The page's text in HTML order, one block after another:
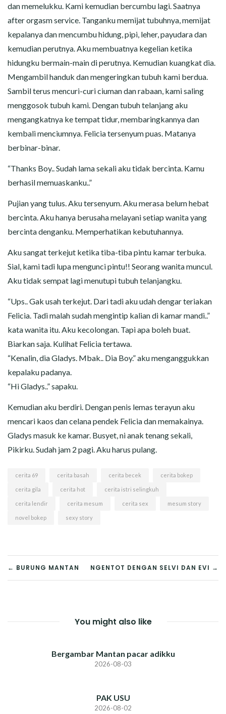
dan memelukku. Kami kemudian bercumbu lagi. Saatnya
after orgasm service. Tanganku memijat tubuhnya, memijat
kepalanya dan mencumbu hidung, pipi, leher, payudara dan
kemudian perutnya. Aku membuatnya kegelian ketika
hidungku bermain-main di perutnya. Kemudian kuangkat dia.
Mengambil handuk dan mengeringkan tubuh kami berdua.
Sambil terus mencuri-curi ciuman dan rabaan, kami saling
menggosok tubuh kami. Dengan tubuh telanjang aku
mengangkatnya ke tempat tidur, membaringkannya dan
kembali menciumnya. Felicia tersenyum puas. Matanya
berbinar-binar.
“Thanks Boy.. Sudah lama sekali aku tidak bercinta. Kamu
berhasil memuaskanku..”
Pujian yang tulus. Aku tersenyum. Aku merasa belum hebat
bercinta. Aku hanya berusaha melayani setiap wanita yang
bercinta denganku. Memperhatikan kebutuhannya.
Aku sangat terkejut ketika tiba-tiba pintu kamar terbuka.
Sial, kami tadi lupa mengunci pintu!! Seorang wanita muncul.
Aku tidak sempat lagi menutupi tubuh telanjangku.
“Ups.. Gak usah terkejut. Dari tadi aku udah dengar teriakan
Felicia. Tadi malah sudah mengintip kalian di kamar mandi..”
kata wanita itu. Aku kecolongan. Tapi apa boleh buat.
Biarkan saja. Kulihat Felicia tertawa.
“Kenalin, dia Gladys. Mbak.. Dia Boy.” aku menganggukkan
kepalaku padanya.
“Hi Gladys..” sapaku.
Kemudian aku berdiri. Dengan penis lemas terayun aku
mencari kaos dan celana pendek Felicia dan memakainya.
Gladys masuk ke kamar. Busyet, ni anak tenang sekali,
Pikirku. Sudah jam 2 pagi. Aku harus pulang.
cerita 69 cerita basah cerita becek cerita bokep
cerita gila cerita hot cerita istri selingkuh
cerita lendir cerita mesum cerita sex mesum story
novel bokep sexy story
POST
← BURUNG MANTAN NGENTOT DENGAN SELVI DAN EVI →
You might also like
Bergambar Mantan pacar adikku
2026-08-03
PAK USU
2026-08-02